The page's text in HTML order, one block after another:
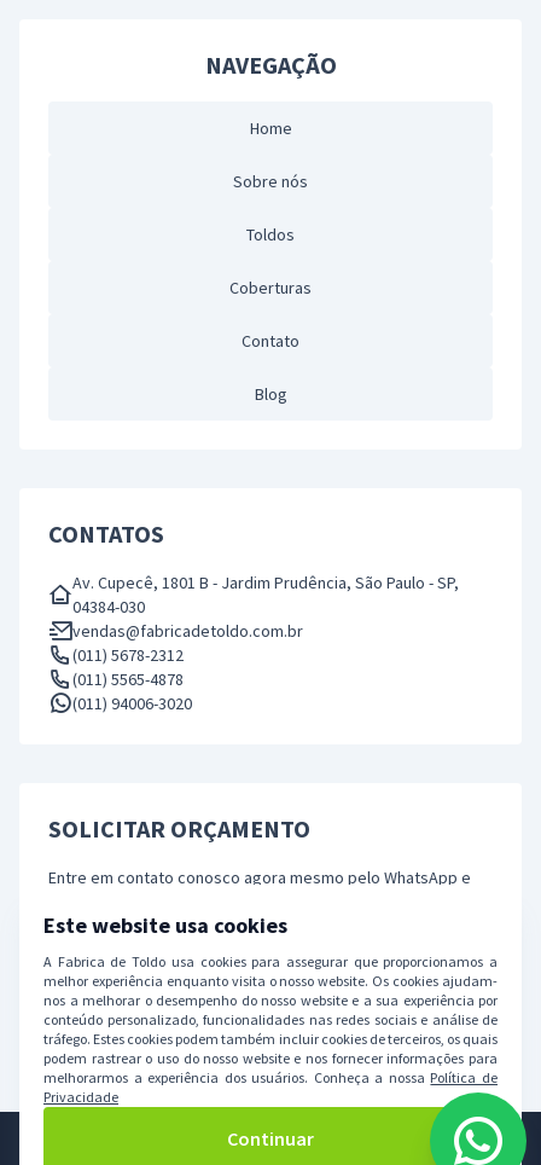
Este website usa cookies
A Fabrica de Toldo usa cookies para assegurar que proporcionamos a
melhor experiência enquanto visita o nosso website. Os cookies ajudam-
nos a melhorar o desempenho do nosso website e a sua experiência por
conteúdo personalizado, funcionalidades nas redes sociais e análise de
tráfego. Estes cookies podem também incluir cookies de terceiros, os quais
podem rastrear o uso do nosso website e nos fornecer informações para
melhorarmos a experiência dos usuários. Conheça a nossa Política de
Privacidade
Continuar
NAVEGAÇÃO
Home
Sobre nós
Toldos
Coberturas
Contato
Blog
CONTATOS
Av. Cupecê, 1801 B - Jardim Prudência, São Paulo - SP,
04384-030
vendas@fabricadetoldo.com.br
(011) 5678-2312
(011) 5565-4878
(011) 94006-3020
SOLICITAR ORÇAMENTO
Entre em contato conosco agora mesmo pelo WhatsApp e
Solicitar orçamento
© 2026 Fabrica de Toldo. Todos os direitos reservados.